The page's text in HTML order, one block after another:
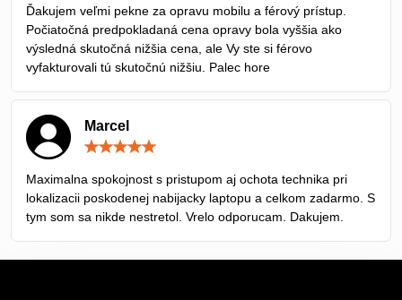
5
Ďakujem veľmi pekne za opravu mobilu a férový prístup.
Počiatočná predpokladaná cena opravy bola vyššia ako
výsledná skutočná nižšia cena, ale Vy ste si férovo
vyfakturovali tú skutočnú nižšiu. Palec hore
Marcel
5
Maximalna spokojnost s pristupom aj ochota technika pri
lokalizacii poskodenej nabijacky laptopu a celkom zadarmo. S
tym som sa nikde nestretol. Vrelo odporucam. Dakujem.